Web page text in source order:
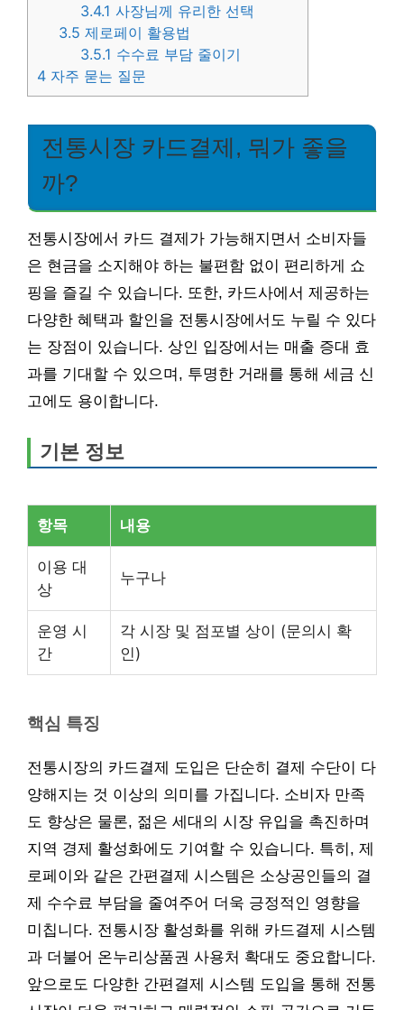
3.4.1 사장님께 유리한 선택
3.5 제로페이 활용법
3.5.1 수수료 부담 줄이기
4 자주 묻는 질문
전통시장 카드결제, 뭐가 좋을
까?
전통시장에서 카드 결제가 가능해지면서 소비자들
은 현금을 소지해야 하는 불편함 없이 편리하게 쇼
핑을 즐길 수 있습니다. 또한, 카드사에서 제공하는
다양한 혜택과 할인을 전통시장에서도 누릴 수 있다
는 장점이 있습니다. 상인 입장에서는 매출 증대 효
과를 기대할 수 있으며, 투명한 거래를 통해 세금 신
고에도 용이합니다.
기본 정보
항목 내용
이용 대
상
누구나
운영 시
간
각 시장 및 점포별 상이 (문의시 확
인)
핵심 특징
전통시장의 카드결제 도입은 단순히 결제 수단이 다
양해지는 것 이상의 의미를 가집니다. 소비자 만족
도 향상은 물론, 젊은 세대의 시장 유입을 촉진하며
지역 경제 활성화에도 기여할 수 있습니다. 특히, 제
로페이와 같은 간편결제 시스템은 소상공인들의 결
제 수수료 부담을 줄여주어 더욱 긍정적인 영향을
미칩니다. 전통시장 활성화를 위해 카드결제 시스템
과 더불어 온누리상품권 사용처 확대도 중요합니다.
앞으로도 다양한 간편결제 시스템 도입을 통해 전통